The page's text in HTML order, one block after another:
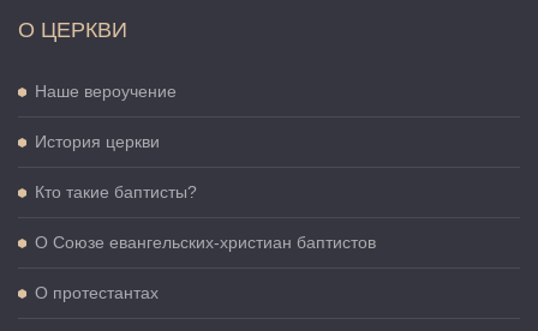
О ЦЕРКВИ
Наше вероучение
История церкви
Кто такие баптисты?
О Cоюзе евангельских-христиан баптистов
О протестантах